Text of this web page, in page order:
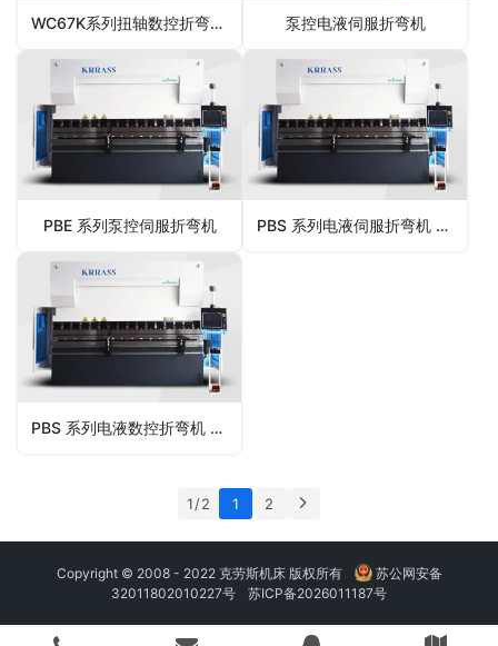
WC67K系列扭轴数控折弯机 E21 泵控电液伺服折弯机
PBE 系列泵控伺服折弯机 PBS 系列电液伺服折弯机 DELEM DA69S
PBS 系列电液数控折弯机 DELEM DA66T
1 / 2 1 2
Copyright © 2008 - 2022 克劳斯机床 版权所有
苏公网安备
32011802010227号
苏ICP备2026011187号